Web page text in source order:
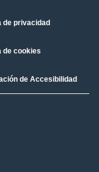
de privacidad
de cookies
de Accesibilidad